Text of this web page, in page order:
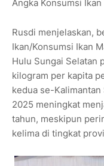
Angka Konsumsi
Rusdi menjelaskan,
Ikan/Konsumsi Ikan
Hulu Sungai Selatan
kilogram per kapita
kedua se-Kalimantan
2025 meningkat
tahun, meskipun
kelima di tingkat